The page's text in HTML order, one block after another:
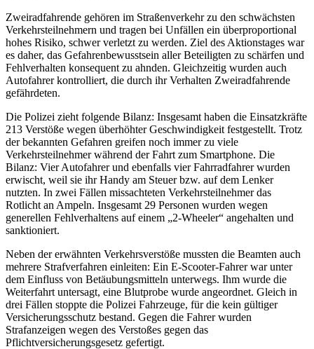
Zweiradfahrende gehören im Straßenverkehr zu den schwächsten
Verkehrsteilnehmern und tragen bei Unfällen ein überproportional
hohes Risiko, schwer verletzt zu werden. Ziel des Aktionstages war
es daher, das Gefahrenbewusstsein aller Beteiligten zu schärfen und
Fehlverhalten konsequent zu ahnden. Gleichzeitig wurden auch
Autofahrer kontrolliert, die durch ihr Verhalten Zweiradfahrende
gefährdeten.
Die Polizei zieht folgende Bilanz: Insgesamt haben die Einsatzkräfte
213 Verstöße wegen überhöhter Geschwindigkeit festgestellt. Trotz
der bekannten Gefahren greifen noch immer zu viele
Verkehrsteilnehmer während der Fahrt zum Smartphone. Die
Bilanz: Vier Autofahrer und ebenfalls vier Fahrradfahrer wurden
erwischt, weil sie ihr Handy am Steuer bzw. auf dem Lenker
nutzten. In zwei Fällen missachteten Verkehrsteilnehmer das
Rotlicht an Ampeln. Insgesamt 29 Personen wurden wegen
generellen Fehlverhaltens auf einem „2-Wheeler“ angehalten und
sanktioniert.
Neben der erwähnten Verkehrsverstöße mussten die Beamten auch
mehrere Strafverfahren einleiten: Ein E-Scooter-Fahrer war unter
dem Einfluss von Betäubungsmitteln unterwegs. Ihm wurde die
Weiterfahrt untersagt, eine Blutprobe wurde angeordnet. Gleich in
drei Fällen stoppte die Polizei Fahrzeuge, für die kein gültiger
Versicherungsschutz bestand. Gegen die Fahrer wurden
Strafanzeigen wegen des Verstoßes gegen das
Pflichtversicherungsgesetz gefertigt.